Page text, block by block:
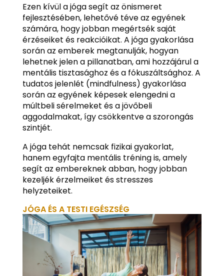
Ezen kívül a jóga segít az önismeret
fejlesztésében, lehetővé téve az egyének
számára, hogy jobban megértsék saját
érzéseiket és reakcióikat. A jóga gyakorlása
során az emberek megtanulják, hogyan
lehetnek jelen a pillanatban, ami hozzájárul a
mentális tisztasághoz és a fókuszáltsághoz. A
tudatos jelenlét (mindfulness) gyakorlása
során az egyének képesek elengedni a
múltbeli sérelmeket és a jövőbeli
aggodalmakat, így csökkentve a szorongás
szintjét.
A jóga tehát nemcsak fizikai gyakorlat,
hanem egyfajta mentális tréning is, amely
segít az embereknek abban, hogy jobban
kezeljék érzelmeiket és stresszes
helyzeteiket.
JÓGA ÉS A TESTI EGÉSZSÉG